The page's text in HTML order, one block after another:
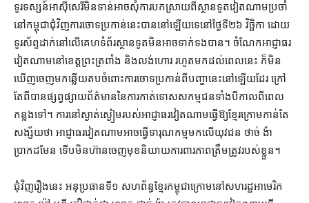
ទូរទស្សន៍​អាស៊ីសេរី​មិនទាន់​អាច​សុំ​ការ​បកស្រាយ​ពី​ស្ថានទូត​វៀតណាម​ប្រចាំ​
នៅ​កម្ពុជា​ជុំវិញ​ការចោទប្រកាន់​នេះ​បាន​នៅឡើយ​ទេ​នៅ​ថ្ងៃទី​២៦ វិច្ឆិកា ដោយ​
ទូរស័ព្ទ​ដាក់​នៅ​លើ​គេហទំព័រ​ស្ថានទូត​មិនអាច​ទាក់ទង​បាន។ ចំណែក​អាជ្ញាធរ​
វៀតណាម​នៅ​ខេត្ត​ព្រះ​ត្រពាំង និង​លង់ហោរ រហូត​មក​ដល់​ពេលនេះ ក៏​មិន
ឃើញ​ចេញ​មក​ឆ្លើយតប​ចំពោះ​ការចោទប្រកាន់​ពី​បញ្ហា​នេះ​នៅឡើយ​ដែរ ក្រៅ​
តែ​ពី​បាន​ផ្សព្វផ្សាយ​ព័ត៌មាន​នៃ​ការ​កាត់ទោស​សកម្មជន​ទាំង​បី​កាល​ពី​ពេល​
កន្លង​ទៅ។ ការ​នៅ​ស្ងាត់ស្ងៀម​របស់​អាជ្ញាធរ​វៀតណាម​ធ្វើ​ឱ្យ​ខ្មែរក្រោម​កាន់តែ​
សង្ស័យ​ថា អាជ្ញាធរ​វៀតណាម​អាច​ធ្វើ​ទារុណកម្ម​មក​លើ​យុវជន ថាច់ ង៉ា
ប្រាកដ​មែន ទើប​មិន​ហ៊ាន​ចេញមុខ​និយាយ​ការពារ​ភាព​ត្រឹមត្រូវ​របស់​ខ្លួន។
ជុំវិញ​រឿង​នេះ អនុប្រធាន​ទី​១ សហព័ន្ធ​ខ្មែរ​កម្ពុជា​ក្រោម​នៅ​សហរដ្ឋអាមេរិក​